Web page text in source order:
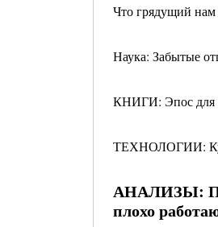
Что грядущий нам
Наука: Забытые
КНИГИ: Эпос для
ТЕХНОЛОГИИ:
АНАЛИЗЫ:
плохо